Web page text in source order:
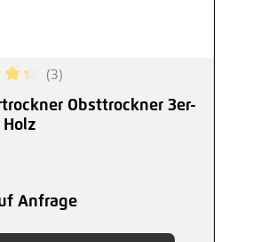
Bewertung von 4.33 von 5
(3)
Obsttrockner 3er-
Holz
Anfrage